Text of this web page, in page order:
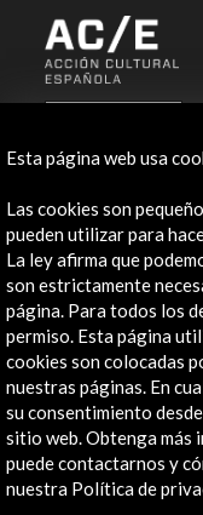
+34 91 700 4000
José Abascal, 4 -
28003 Madrid,
Canales de
Explora
Institucional
Esta página web usa
Las cookies son
pueden utilizar para
La ley afirma que
son estrictamente
página. Para todos los
permiso. Esta página
cookies son colocadas
nuestras páginas. En
su consentimiento
sitio web. Obtenga más
puede contactarnos y
nuestra Política de